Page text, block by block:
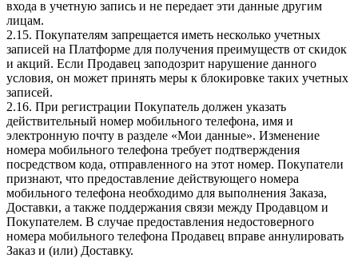
входа в учетную запись и не передает эти данные другим
лицам.
2.15. Покупателям запрещается иметь несколько учетных
записей на Платформе для получения преимуществ от скидок
и акций. Если Продавец заподозрит нарушение данного
условия, он может принять меры к блокировке таких учетных
записей.
2.16. При регистрации Покупатель должен указать
действительный номер мобильного телефона, имя и
электронную почту в разделе «Мои данные». Изменение
номера мобильного телефона требует подтверждения
посредством кода, отправленного на этот номер. Покупатели
признают, что предоставление действующего номера
мобильного телефона необходимо для выполнения Заказа,
Доставки, а также поддержания связи между Продавцом и
Покупателем. В случае предоставления недостоверного
номера мобильного телефона Продавец вправе аннулировать
Заказ и (или) Доставку.